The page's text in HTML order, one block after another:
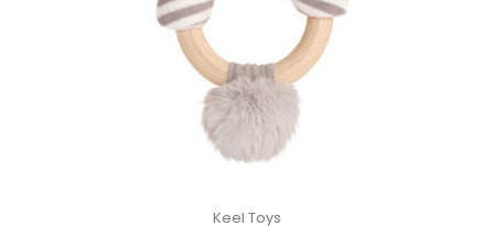
Keel Toys